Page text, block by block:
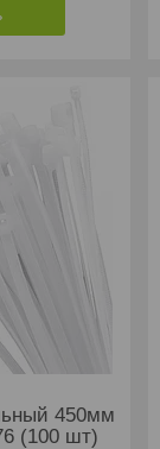
450мм
(100 шт)